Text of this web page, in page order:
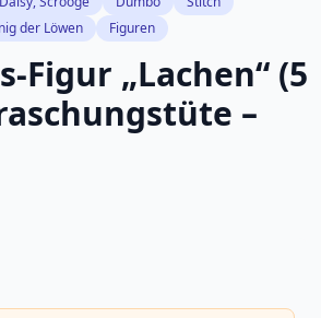
der Löwen Figuren
Figur „Lachen“ (5
–